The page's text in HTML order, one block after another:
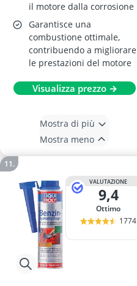
il motore dalla corrosione
Garantisce una
combustione ottimale,
contribuendo a migliorare
le prestazioni del motore
Visualizza prezzo →
Mostra di più
Mostra meno
VALUTAZIONE
9,4
Ottimo
1774